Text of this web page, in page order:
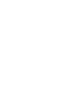
의 건